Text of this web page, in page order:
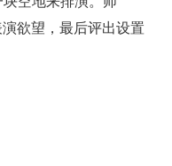
欲望，最后评出设置